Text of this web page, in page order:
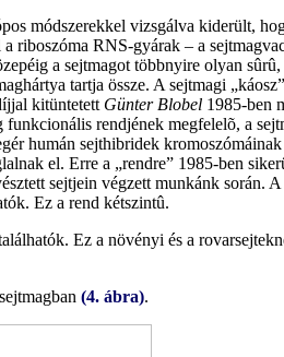
módszerekkel vizsgálva kiderült,
riboszóma RNS-gyárak – a
a sejtmagot többnyire olyan
tartja össze. A sejtmagi
kitüntetett Günter Blobel 1985-ben
rendjének megfelelõ, a
humán sejthibridek
el. Erre a „rendre” 1985-ben
sejtjein végzett munkánk során.
Ez a rend kétszintû.
Ez a növényi és a
(4. ábra).